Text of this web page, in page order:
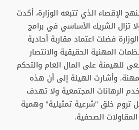
الإقصاء الذي تتبعه الوزارة، أكدت
تزال الشريك الأساسي في برامج
فضلت اعتماد مقاربة أحادية
المهنية الحقيقية والانتصار
للهيمنة على المال العام والتحكم
وأشارت الهيئة إلى أن هذه
الرهانات المجتمعية ولا تهدف
تروم خلق "شرعية تمثيلية" وهمية
الصحفية.